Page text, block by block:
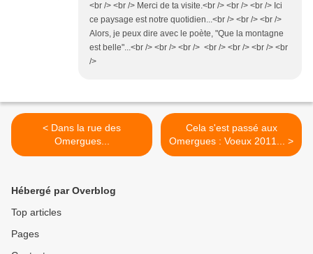
<br /> <br /> Merci de ta visite.<br /> <br /> <br /> Ici
ce paysage est notre quotidien...<br /> <br /> <br />
Alors, je peux dire avec le poète, "Que la montagne
est belle"...<br /> <br /> <br /> <br /> <br /> <br /> <br
/>
< Dans la rue des
Omergues...
Cela s'est passé aux
Omergues : Voeux 2011... >
Hébergé par Overblog
Top articles
Pages